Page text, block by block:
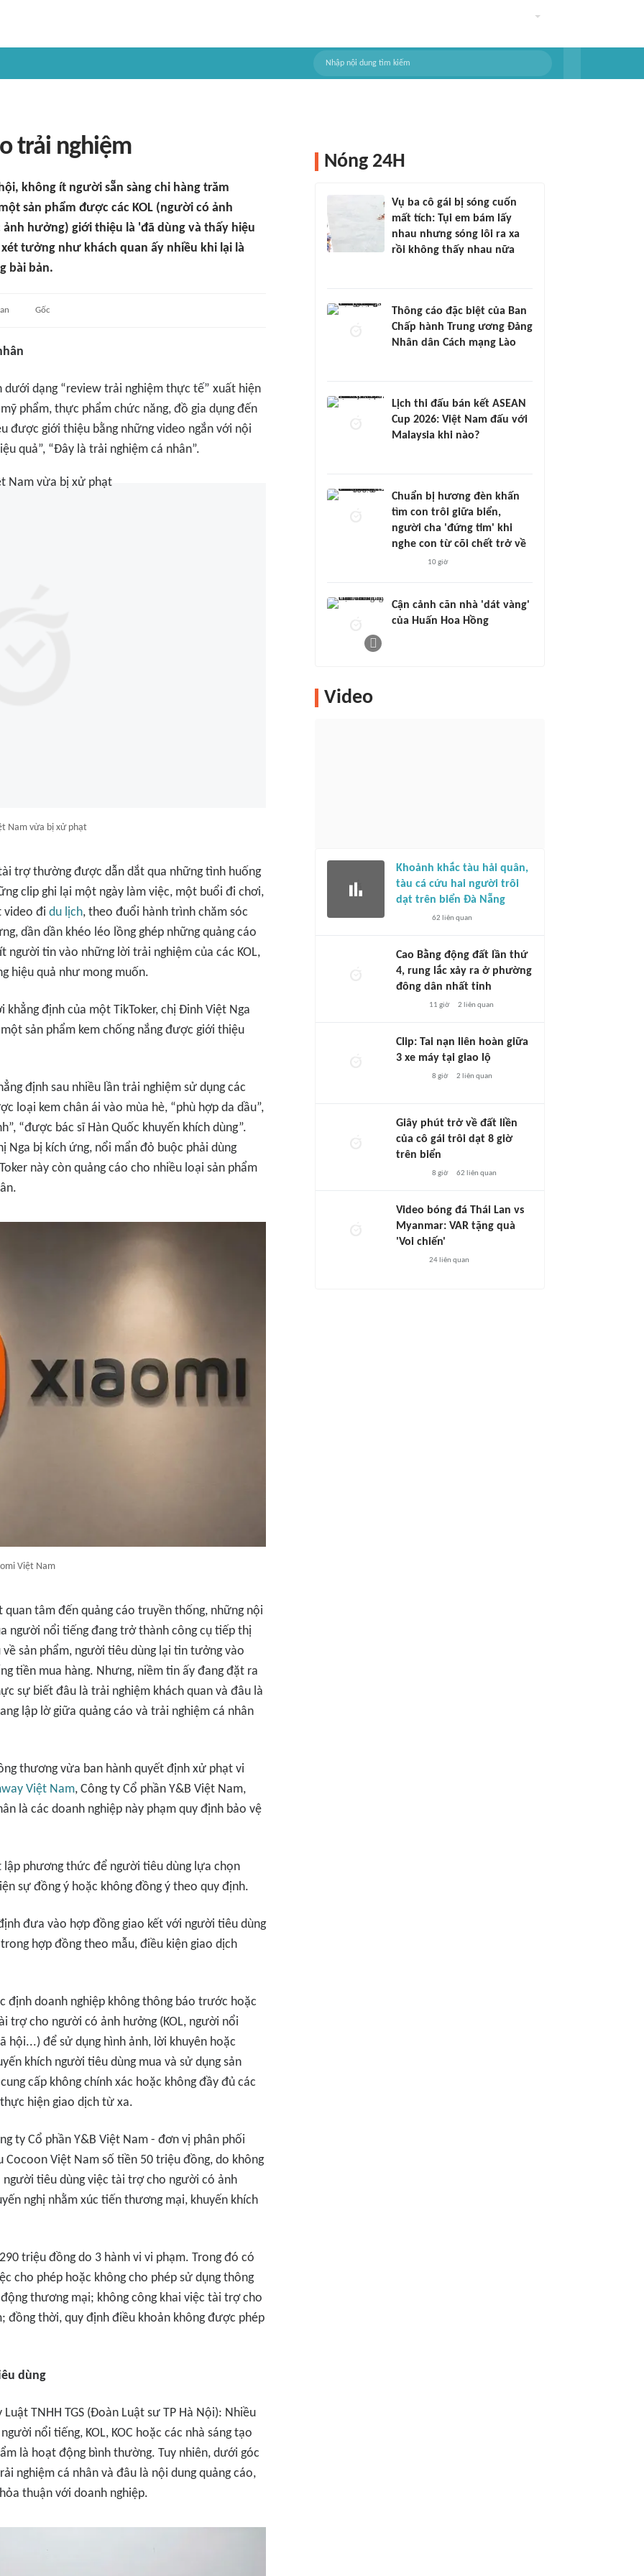
trải nghiệm
không ít người sẵn sàng chi hàng trăm
sản phẩm được các KOL (người có ảnh
hưởng) giới thiệu là 'đã dùng và thấy hiệu
tưởng như khách quan ấy nhiều khi lại là
bài bản.
Gốc
dạng “review trải nghiệm thực tế” xuất hiện
phẩm, thực phẩm chức năng, đồ gia dụng đến
được giới thiệu bằng những video ngắn với nội
quả”, “Đây là trải nghiệm cá nhân”.
Nam vừa bị xử phạt
trợ thường được dẫn dắt qua những tình huống
clip ghi lại một ngày làm việc, một buổi đi chơi,
video đi du lịch, theo đuổi hành trình chăm sóc
dần dần khéo léo lồng ghép những quảng cáo
người tin vào những lời trải nghiệm của các KOL,
hiệu quả như mong muốn.
định của một TikToker, chị Đinh Việt Nga
sản phẩm kem chống nắng được giới thiệu
định sau nhiều lần trải nghiệm sử dụng các
loại kem chân ái vào mùa hè, “phù hợp da dầu”,
“được bác sĩ Hàn Quốc khuyến khích dùng”.
Nga bị kích ứng, nổi mẩn đỏ buộc phải dùng
này còn quảng cáo cho nhiều loại sản phẩm
Việt Nam
tâm đến quảng cáo truyền thống, những nội
người nổi tiếng đang trở thành công cụ tiếp thị
sản phẩm, người tiêu dùng lại tin tưởng vào
tiền mua hàng. Nhưng, niềm tin ấy đang đặt ra
sự biết đâu là trải nghiệm khách quan và đâu là
lập lờ giữa quảng cáo và trải nghiệm cá nhân
thương vừa ban hành quyết định xử phạt vi
Việt Nam, Công ty Cổ phần Y&B Việt Nam,
là các doanh nghiệp này phạm quy định bảo vệ
phương thức để người tiêu dùng lựa chọn
sự đồng ý hoặc không đồng ý theo quy định.
đưa vào hợp đồng giao kết với người tiêu dùng
hợp đồng theo mẫu, điều kiện giao dịch
định doanh nghiệp không thông báo trước hoặc
trợ cho người có ảnh hưởng (KOL, người nổi
hội...) để sử dụng hình ảnh, lời khuyên hoặc
khích người tiêu dùng mua và sử dụng sản
cấp không chính xác hoặc không đầy đủ các
hiện giao dịch từ xa.
ty Cổ phần Y&B Việt Nam - đơn vị phân phối
Cocoon Việt Nam số tiền 50 triệu đồng, do không
tiêu dùng việc tài trợ cho người có ảnh
nghị nhằm xúc tiến thương mại, khuyến khích
triệu đồng do 3 hành vi vi phạm. Trong đó có
cho phép hoặc không cho phép sử dụng thông
thương mại; không công khai việc tài trợ cho
đồng thời, quy định điều khoản không được phép
dùng
TNHH TGS (Đoàn Luật sư TP Hà Nội): Nhiều
nổi tiếng, KOL, KOC hoặc các nhà sáng tạo
là hoạt động bình thường. Tuy nhiên, dưới góc
nghiệm cá nhân và đâu là nội dung quảng cáo,
thuận với doanh nghiệp.
Nóng 24H
Vụ ba cô gái bị sóng cuốn
mất tích: Tụi em bám lấy
nhau nhưng sóng lôi ra xa
rồi không thấy nhau nữa
Thông cáo đặc biệt của Ban
Chấp hành Trung ương Đảng
Nhân dân Cách mạng Lào
Lịch thi đấu bán kết ASEAN
Cup 2026: Việt Nam đấu với
Malaysia khi nào?
Chuẩn bị hương đèn khấn
tìm con trôi giữa biển,
người cha 'đứng tim' khi
nghe con từ cõi chết trở về
10 giờ
Cận cảnh căn nhà 'dát vàng'
của Huấn Hoa Hồng
Video
Khoảnh khắc tàu hải quân,
tàu cá cứu hai người trôi
dạt trên biển Đà Nẵng
62 liên quan
Cao Bằng động đất lần thứ
4, rung lắc xảy ra ở phường
đông dân nhất tỉnh
11 giờ 2 liên quan
Clip: Tai nạn liên hoàn giữa
3 xe máy tại giao lộ
8 giờ 2 liên quan
Giây phút trở về đất liền
của cô gái trôi dạt 8 giờ
trên biển
8 giờ 62 liên quan
Video bóng đá Thái Lan vs
Myanmar: VAR tặng quà
'Voi chiến'
24liên quan